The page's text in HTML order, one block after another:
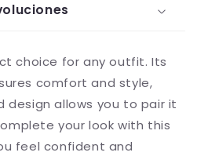
choice for any outfit. Its
comfort and style,
design allows you to pair it
your look with this
feel confident and